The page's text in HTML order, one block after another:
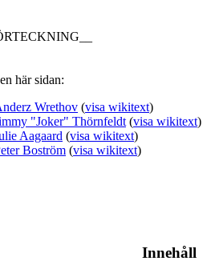
här sidan:
Wrethov (visa wikitext)
"Joker" Thörnfeldt (visa wikitext)
Aagaard (visa wikitext)
Boström (visa wikitext)
Innehåll